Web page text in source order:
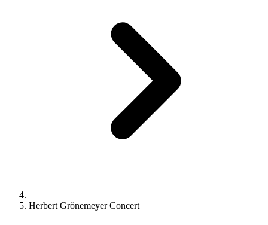
Herbert Grönemeyer Concert